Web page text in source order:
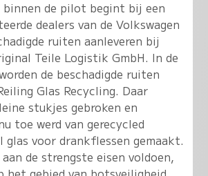
binnen de pilot begint bij een
dealers van de Volkswagen
ruiten aanleveren bij
Teile Logistik GmbH. In de
de beschadigde ruiten
Glas Recycling. Daar
stukjes gebroken en
toe werd van gerecycled
glas voor drankflessen gemaakt.
de strengste eisen voldoen,